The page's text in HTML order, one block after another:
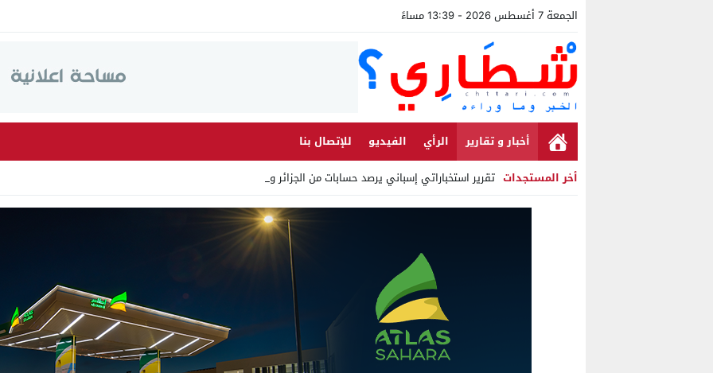
الجمعة 7 أغسطس 2026 - 13:39 مساءً
أخبار و تقارير الرأي الفيديو
للإتصال بنا
أخر المستجدات تقرير استخباراتي إسباني يرصد حسابات من الجزائر وأرقاما بـ _
Stop